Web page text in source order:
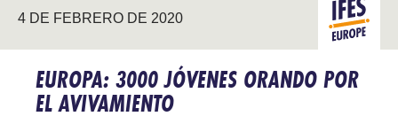
4 DE FEBRERO DE 2020 EUROPA
EUROPA: 3000 JÓVENES ORANDO POR
EL AVIVAMIENTO